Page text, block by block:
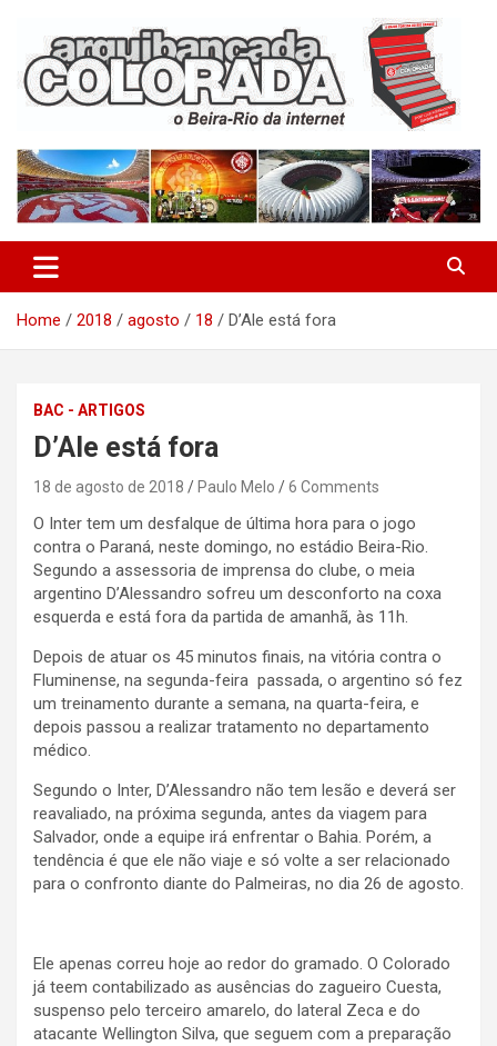
content
Arquibancada Colorada
Home 2018 agosto 18 D’Ale está fora
BAC - ARTIGOS
D’Ale está fora
18 de agosto de 2018 Paulo Melo 6 Comments
O Inter tem um desfalque de última hora para o jogo
contra o Paraná, neste domingo, no estádio Beira-Rio.
Segundo a assessoria de imprensa do clube, o meia
argentino D’Alessandro sofreu um desconforto na coxa
esquerda e está fora da partida de amanhã, às 11h.
Depois de atuar os 45 minutos finais, na vitória contra o
Fluminense, na segunda-feira passada, o argentino só fez
um treinamento durante a semana, na quarta-feira, e
depois passou a realizar tratamento no departamento
médico.
Segundo o Inter, D’Alessandro não tem lesão e deverá ser
reavaliado, na próxima segunda, antes da viagem para
Salvador, onde a equipe irá enfrentar o Bahia. Porém, a
tendência é que ele não viaje e só volte a ser relacionado
para o confronto diante do Palmeiras, no dia 26 de agosto.
Ele apenas correu hoje ao redor do gramado. O Colorado
já teem contabilizado as ausências do zagueiro Cuesta,
suspenso pelo terceiro amarelo, do lateral Zeca e do
atacante Wellington Silva, que seguem com a preparação